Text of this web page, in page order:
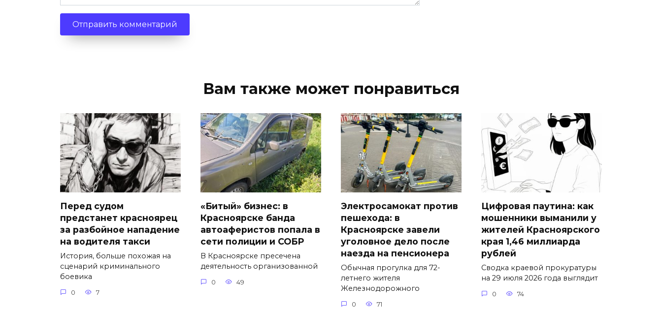
Вам также может понравиться
Перед судом
предстанет красноярец
за разбойное нападение
на водителя такси
История, больше похожая на
сценарий криминального
боевика
0 7
«Битый» бизнес: в
Красноярске банда
автоаферистов попала в
сети полиции и СОБР
В Красноярске пресечена
деятельность организованной
0 49
Электросамокат против
пешехода: в
Красноярске завели
уголовное дело после
наезда на пенсионера
Обычная прогулка для 72-
летнего жителя
Железнодорожного
0 71
Цифровая паутина: как
мошенники выманили у
жителей Красноярского
края 1,46 миллиарда
рублей
Сводка краевой прокуратуры
на 29 июля 2026 года выглядит
0 74